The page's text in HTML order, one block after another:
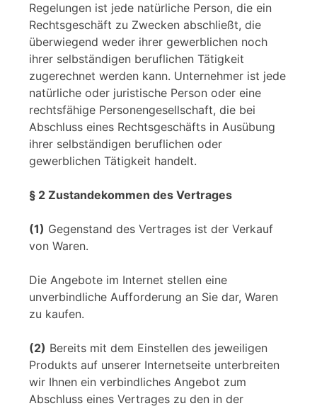
Regelungen ist jede natürliche Person, die ein
Rechtsgeschäft zu Zwecken abschließt, die
überwiegend weder ihrer gewerblichen noch
ihrer selbständigen beruflichen Tätigkeit
zugerechnet werden kann. Unternehmer ist jede
natürliche oder juristische Person oder eine
rechtsfähige Personengesellschaft, die bei
Abschluss eines Rechtsgeschäfts in Ausübung
ihrer selbständigen beruflichen oder
gewerblichen Tätigkeit handelt.
§ 2 Zustandekommen des Vertrages
(1) Gegenstand des Vertrages ist der Verkauf
von Waren.
Die Angebote im Internet stellen eine
unverbindliche Aufforderung an Sie dar, Waren
zu kaufen.
(2) Bereits mit dem Einstellen des jeweiligen
Produkts auf unserer Internetseite unterbreiten
wir Ihnen ein verbindliches Angebot zum
Abschluss eines Vertrages zu den in der